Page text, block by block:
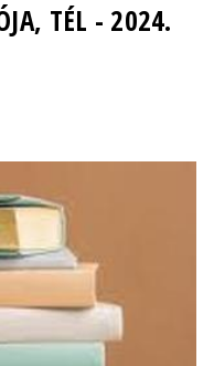
TÉL - 2024.